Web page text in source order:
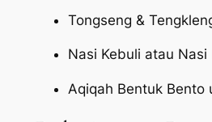
Tongseng &
Nasi Kebuli atau Nasi
Aqiqah Bentuk Bento